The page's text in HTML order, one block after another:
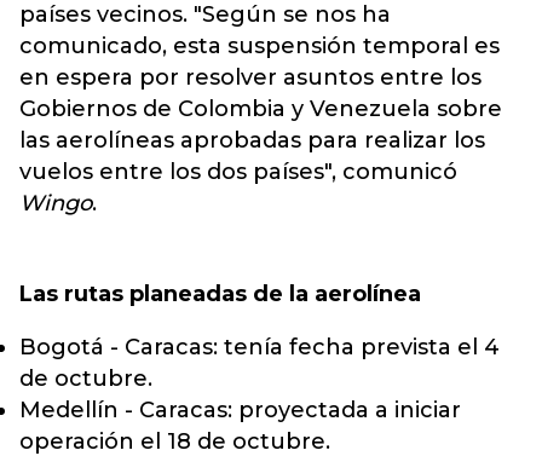
países vecinos. "Según se nos ha
comunicado, esta suspensión temporal es
en espera por resolver asuntos entre los
Gobiernos de Colombia y Venezuela sobre
las aerolíneas aprobadas para realizar los
vuelos entre los dos países", comunicó
Wingo.
Las rutas planeadas de la aerolínea
Bogotá - Caracas: tenía fecha prevista el 4
de octubre.
Medellín - Caracas: proyectada a iniciar
operación el 18 de octubre.